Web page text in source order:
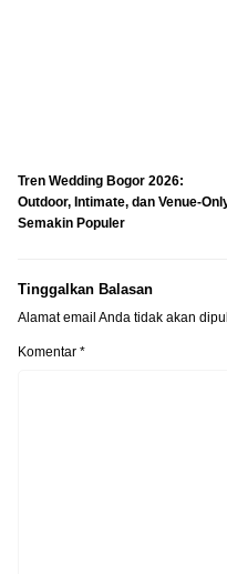
Tren Wedding Bogor 2026:
Outdoor, Intimate, dan Venue-
Semakin Populer
Tinggalkan Balasan
Alamat email Anda tidak akan
Komentar *